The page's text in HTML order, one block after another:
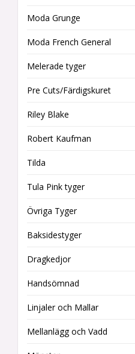
Moda Grunge
Moda French General
Melerade tyger
Pre Cuts/Färdigskuret
Riley Blake
Robert Kaufman
Tilda
Tula Pink tyger
Övriga Tyger
Baksidestyger
Dragkedjor
Handsömnad
Linjaler och Mallar
Mellanlägg och Vadd